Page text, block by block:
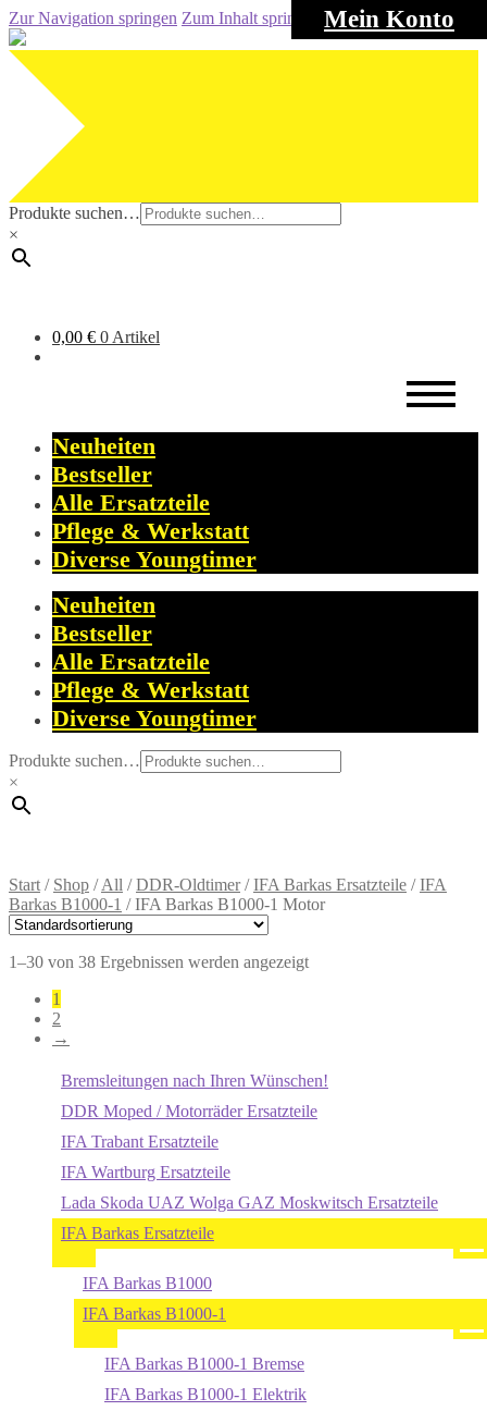
Mein Konto
Zur Navigation springen Zum Inhalt springen
Produkte suchen…
×
0,00 € 0 Artikel
Neuheiten
Bestseller
Alle Ersatzteile
Pflege & Werkstatt
Diverse Youngtimer
Neuheiten
Bestseller
Alle Ersatzteile
Pflege & Werkstatt
Diverse Youngtimer
Produkte suchen…
×
Start / Shop /All /DDR-Oldtimer/IFA Barkas Ersatzteile /IFA
Barkas B1000-1 /IFA Barkas B1000-1 Motor
1–30 von 38 Ergebnissen werden angezeigt
1
2
→
Bremsleitungen nach Ihren Wünschen!
DDR Moped / Motorräder Ersatzteile
IFA Trabant Ersatzteile
IFA Wartburg Ersatzteile
Lada Skoda UAZ Wolga GAZ Moskwitsch Ersatzteile
IFA Barkas Ersatzteile
IFA Barkas B1000
IFA Barkas B1000-1
IFA Barkas B1000-1 Bremse
IFA Barkas B1000-1 Elektrik